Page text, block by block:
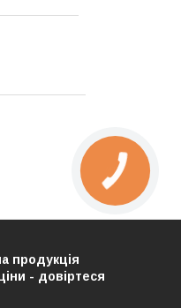
продукція
- довіртеся